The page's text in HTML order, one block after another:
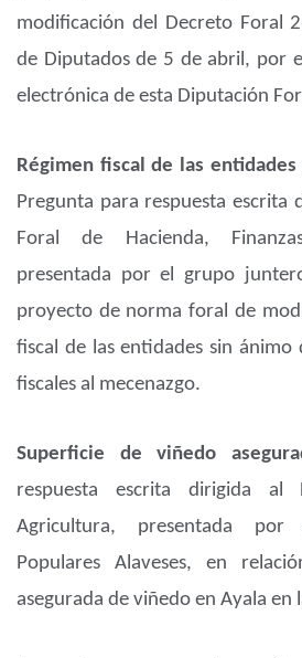
modificación del Decreto Foral
de Diputados de 5 de abril, por
electrónica de esta Diputación
Régimen fiscal de las
Pregunta para respuesta escrita
Foral de Hacienda,
presentada por el grupo
proyecto de norma foral de
fiscal de las entidades sin
fiscales al mecenazgo.
Superficie de viñedo
respuesta escrita dirigida al
Agricultura, presentada
Populares Alaveses, en
asegurada de viñedo en Ayala en